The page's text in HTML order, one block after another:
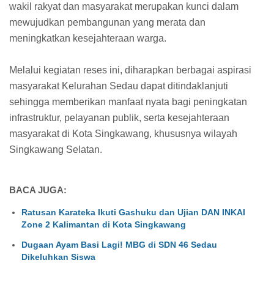
wakil rakyat dan masyarakat merupakan kunci dalam
mewujudkan pembangunan yang merata dan
meningkatkan kesejahteraan warga.
Melalui kegiatan reses ini, diharapkan berbagai aspirasi
masyarakat Kelurahan Sedau dapat ditindaklanjuti
sehingga memberikan manfaat nyata bagi peningkatan
infrastruktur, pelayanan publik, serta kesejahteraan
masyarakat di Kota Singkawang, khususnya wilayah
Singkawang Selatan.
BACA JUGA:
Ratusan Karateka Ikuti Gashuku dan Ujian DAN INKAI
Zone 2 Kalimantan di Kota Singkawang
Dugaan Ayam Basi Lagi! MBG di SDN 46 Sedau
Dikeluhkan Siswa